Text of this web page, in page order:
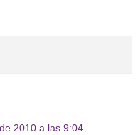
2010 a las 9:04